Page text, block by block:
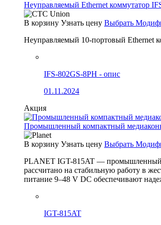
Неуправляемый Ethernet коммутатор
В корзину Узнать цену Выбрать
Неуправляемый 10-портовый Ethernet
IFS-802GS-8PH - опис
01.11.2024
Акция
Промышленный компактный
В корзину Узнать цену Выбрать
PLANET IGT-815AT — промышленный
рассчитано на стабильную работу в
питание 9–48 V DC обеспечивают
IGT-815AT